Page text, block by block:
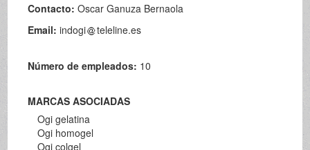
Contacto:Oscar Ganuza Bernaola
Email:indogi teleline.es
Número de empleados: 10
MARCAS ASOCIADAS
Ogi gelatina
Ogi homogel
Ogi colgel